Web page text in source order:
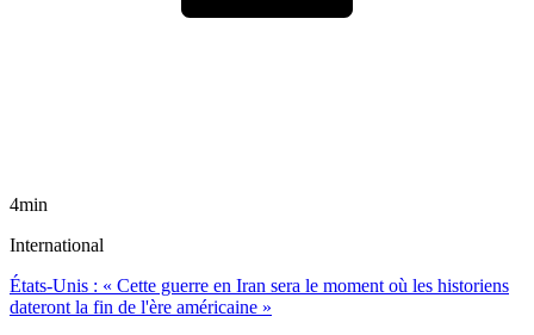
4min
International
États-Unis : « Cette guerre en Iran sera le moment où les historiens
dateront la fin de l'ère américaine »